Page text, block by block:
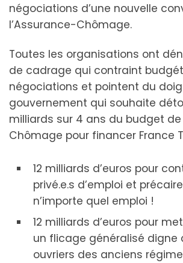
négociations d’une nouvelle
l’Assurance-Chômage.
Toutes les organisations ont
de cadrage qui contraint
négociations et pointent du
gouvernement qui souhaite
milliards sur 4 ans du budget de
Chômage pour financer France
12 milliards d’euros pour
privé.e.s d’emploi et
n’importe quel emploi !
12 milliards d’euros pour
un flicage généralisé digne
ouvriers des anciens